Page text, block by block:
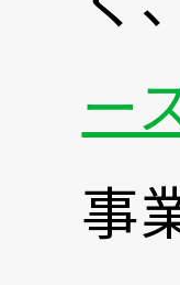
ー
事